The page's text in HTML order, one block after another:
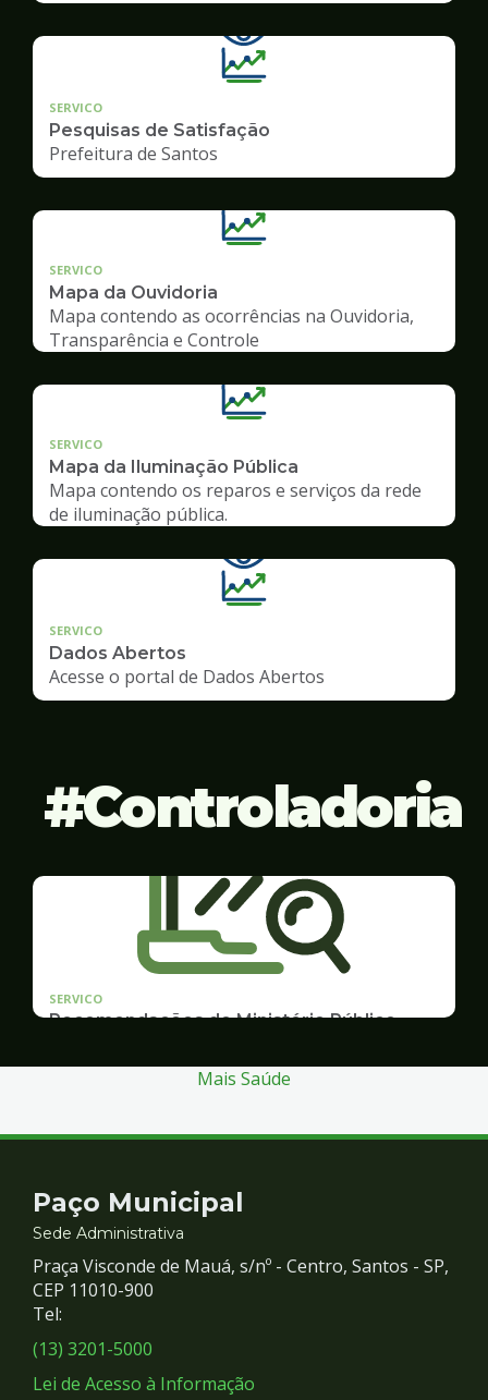
SERVICO
Pesquisas de Satisfação
Prefeitura de Santos
SERVICO
Mapa da Ouvidoria
Mapa contendo as ocorrências na Ouvidoria,
Transparência e Controle
SERVICO
Mapa da Iluminação Pública
Mapa contendo os reparos e serviços da rede
de iluminação pública.
SERVICO
Dados Abertos
Acesse o portal de Dados Abertos
Controladoria
SERVICO
Recomendações do Ministério Público
Mais Saúde
Contato
e
Redes
Sociais
Paço Municipal
Sede Administrativa
Praça Visconde de Mauá, s/nº - Centro, Santos - SP,
CEP 11010-900
Tel:
(13) 3201-5000
Lei de Acesso à Informação